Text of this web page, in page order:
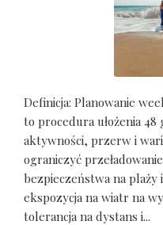
Definicja: Planowanie
to procedura ułożenia
aktywności, przerw i
ograniczyć
bezpieczeństwa na plaży
ekspozycja na wiatr na
tolerancja na dystans i...